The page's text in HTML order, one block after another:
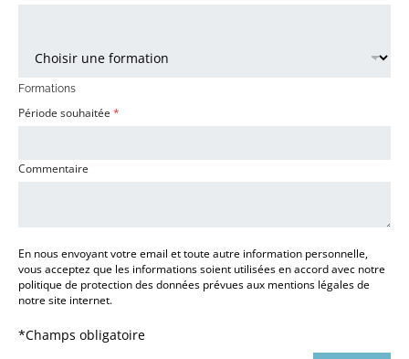
r
a
o
h
a
i
t
Formations
Période souhaitée *
Commentaire
En nous envoyant votre email et toute autre information personnelle,
vous acceptez que les informations soient utilisées en accord avec notre
politique de protection des données prévues aux mentions légales de
notre site internet.
*Champs obligatoire